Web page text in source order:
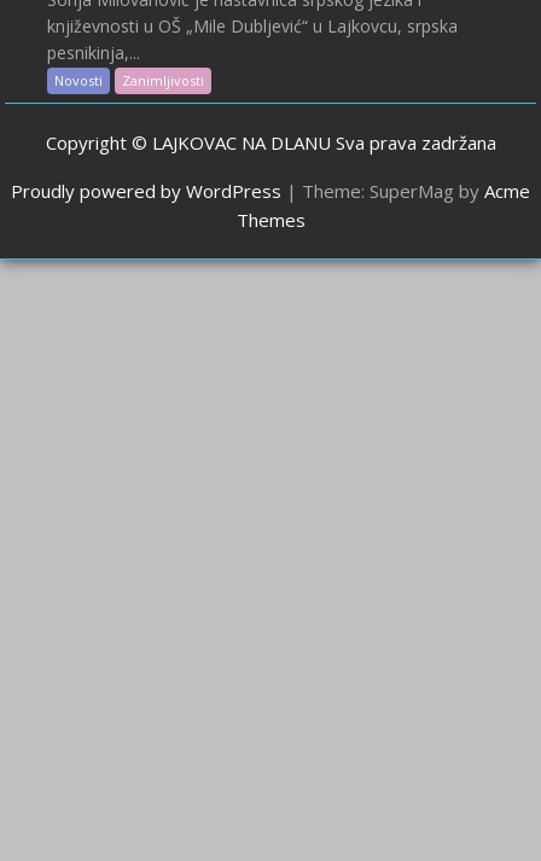
književnosti u OŠ „Mile Dubljević“ u Lajkovcu, srpska
pesnikinja,...
Novosti Zanimljivosti
Copyright © LAJKOVAC NA DLANU Sva prava zadržana
Proudly powered by WordPress | Theme: SuperMag by Acme
Themes